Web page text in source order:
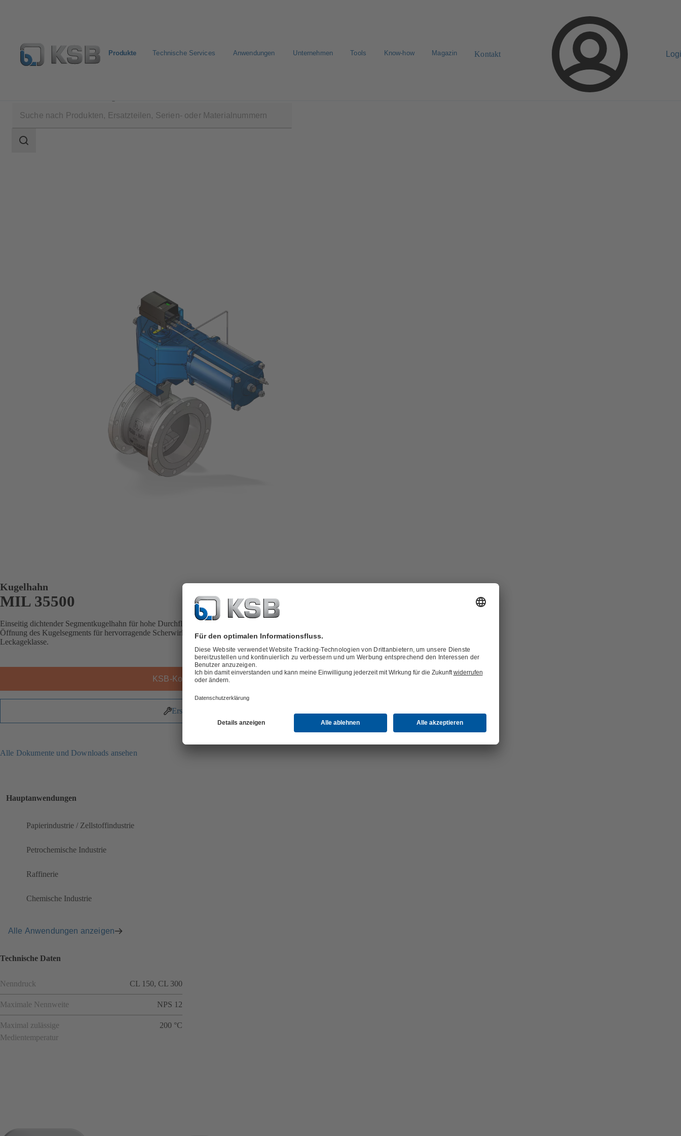
Produkte Technische Services Anwendungen Unternehmen Tools Know-how Magazin Kontakt
Suchbereich
Kugelhahn
MIL 35500
Einseitig dichtender Segmentkugelhahn für hohe Durchflussmengen, mit einteiligem Gehäuse, V-förmiger
Öffnung des Kugelsegments für hervorragende Scherwirkung, und federbelastetem Sitz für bessere
Leckageklasse.
KSB-Kontakt
Ersatzteile
Alle Dokumente und Downloads ansehen
Hauptanwendungen
Papierindustrie / Zellstoffindustrie
Petrochemische Industrie
Raffinerie
Chemische Industrie
Alle Anwendungen anzeigen
Technische Daten
Nenndruck CL 150, CL 300
Maximale Nennweite NPS 12
Maximal zulässige
Medientemperatur
200 °C